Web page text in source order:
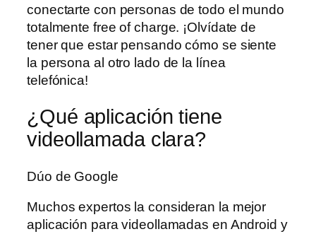
conectarte con personas de todo el mundo
totalmente free of charge. ¡Olvídate de
tener que estar pensando cómo se siente
la persona al otro lado de la línea
telefónica!
¿Qué aplicación tiene
videollamada clara?
Dúo de Google
Muchos expertos la consideran la mejor
aplicación para videollamadas en Android y